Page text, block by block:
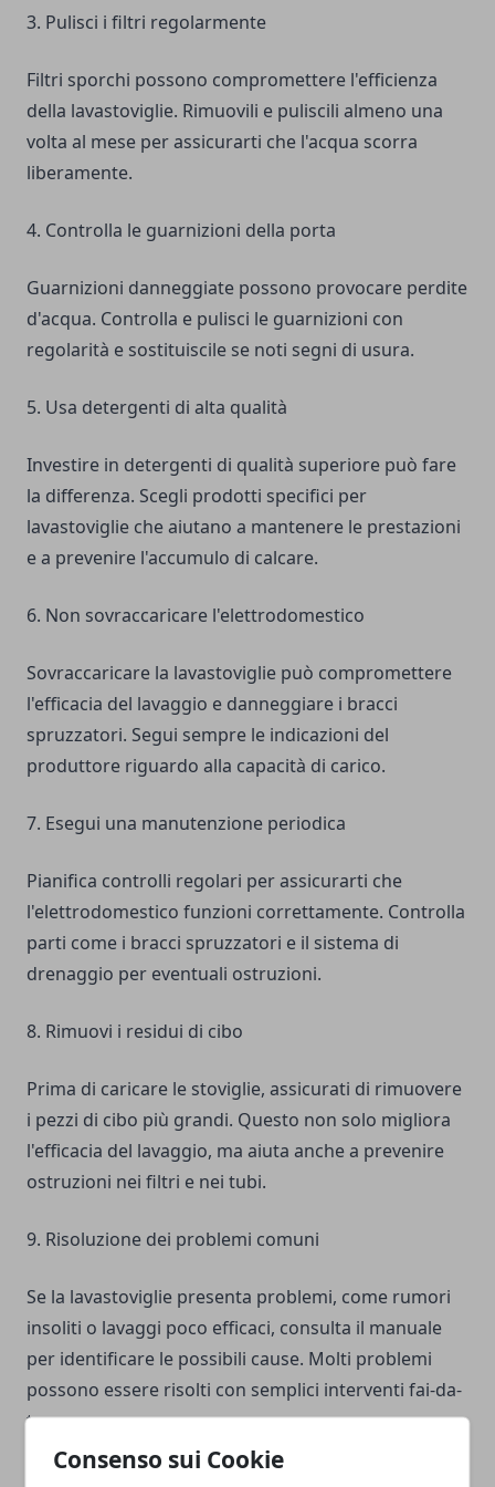
Consenso sui Cookie
3. Pulisci i filtri regolarmente
Filtri sporchi possono compromettere l'efficienza
della lavastoviglie. Rimuovili e puliscili almeno una
volta al mese per assicurarti che l'acqua scorra
liberamente.
4. Controlla le guarnizioni della porta
Guarnizioni danneggiate possono provocare perdite
d'acqua. Controlla e pulisci le guarnizioni con
regolarità e sostituiscile se noti segni di usura.
5. Usa detergenti di alta qualità
Investire in detergenti di qualità superiore può fare
la differenza. Scegli prodotti specifici per
lavastoviglie che aiutano a mantenere le prestazioni
e a prevenire l'accumulo di calcare.
6. Non sovraccaricare l'elettrodomestico
Sovraccaricare la lavastoviglie può compromettere
l'efficacia del lavaggio e danneggiare i bracci
spruzzatori. Segui sempre le indicazioni del
produttore riguardo alla capacità di carico.
7. Esegui una manutenzione periodica
Pianifica controlli regolari per assicurarti che
l'elettrodomestico funzioni correttamente. Controlla
parti come i bracci spruzzatori e il sistema di
drenaggio per eventuali ostruzioni.
8. Rimuovi i residui di cibo
Prima di caricare le stoviglie, assicurati di rimuovere
i pezzi di cibo più grandi. Questo non solo migliora
l'efficacia del lavaggio, ma aiuta anche a prevenire
ostruzioni nei filtri e nei tubi.
9. Risoluzione dei problemi comuni
Se la lavastoviglie presenta problemi, come rumori
insoliti o lavaggi poco efficaci, consulta il manuale
per identificare le possibili cause. Molti problemi
possono essere risolti con semplici interventi fai-da-
te.